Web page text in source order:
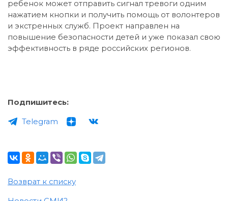
ребенок может отправить сигнал тревоги одним
нажатием кнопки и получить помощь от волонтеров
и экстренных служб. Проект направлен на
повышение безопасности детей и уже показал свою
эффективность в ряде российских регионов.
Подпишитесь:
Telegram
Возврат к списку